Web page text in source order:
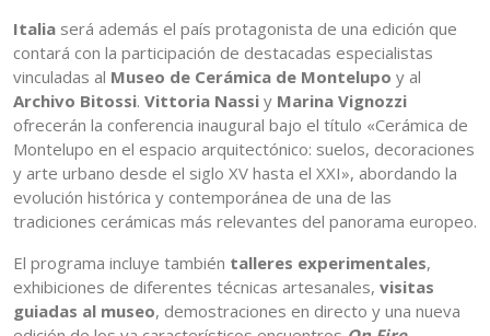
Italia será además el país protagonista de una edición que
contará con la participación de destacadas especialistas
vinculadas al Museo de Cerámica de Montelupo y al
Archivo Bitossi. Vittoria Nassi y Marina Vignozzi
ofrecerán la conferencia inaugural bajo el título «Cerámica de
Montelupo en el espacio arquitectónico: suelos, decoraciones
y arte urbano desde el siglo XV hasta el XXI», abordando la
evolución histórica y contemporánea de una de las
tradiciones cerámicas más relevantes del panorama europeo.
El programa incluye también talleres experimentales,
exhibiciones de diferentes técnicas artesanales, visitas
guiadas al museo, demostraciones en directo y una nueva